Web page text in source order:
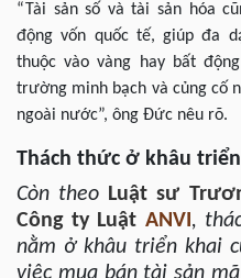
“Tài sản số và tài sản hóa
động vốn quốc tế, giúp đa
thuộc vào vàng hay bất
trường minh bạch và củng cố
ngoài nước”, ông Đức nêu rõ.
Thách thức ở khâu
Còn theo Luật sư
Công ty Luật ANVI,
nằm ở khâu triển khai